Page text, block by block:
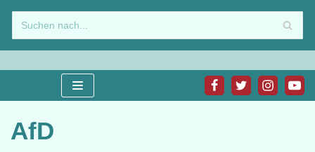
Zum
Inhalt
springen
AfD